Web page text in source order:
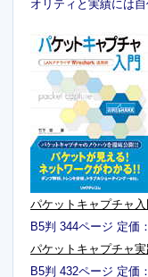
オリティと実績には
パケットキャプチャ
B5判 344ページ 定価
パケットキャプチャ
B5判 432ページ 定価